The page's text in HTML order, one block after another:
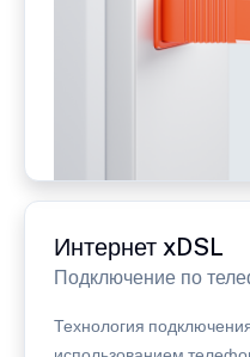
Интернет xDSL
Подключение по
Технология